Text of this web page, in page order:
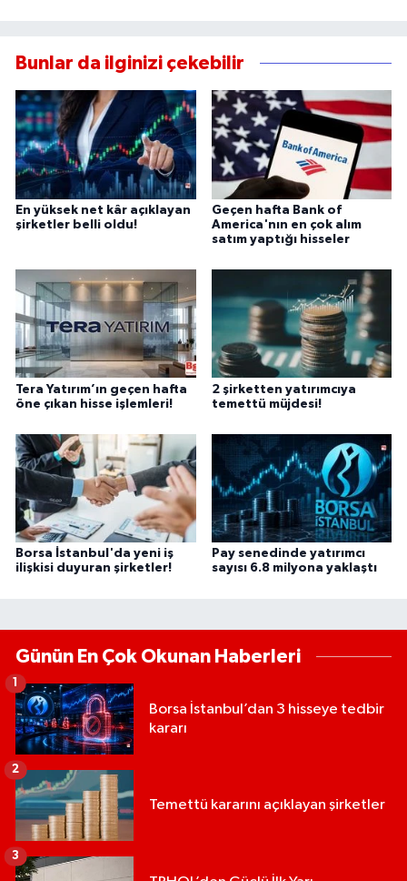
Bunlar da ilginizi çekebilir
En yüksek net kâr açıklayan
şirketler belli oldu!
Geçen hafta Bank of
America'nın en çok alım
satım yaptığı hisseler
Tera Yatırım’ın geçen hafta
öne çıkan hisse işlemleri!
2 şirketten yatırımcıya
temettü müjdesi!
Borsa İstanbul'da yeni iş
ilişkisi duyuran şirketler!
Pay senedinde yatırımcı
sayısı 6.8 milyona yaklaştı
Günün En Çok Okunan Haberleri
Borsa İstanbul’dan 3 hisseye tedbir
kararı
1
Temettü kararını açıklayan şirketler
2
3